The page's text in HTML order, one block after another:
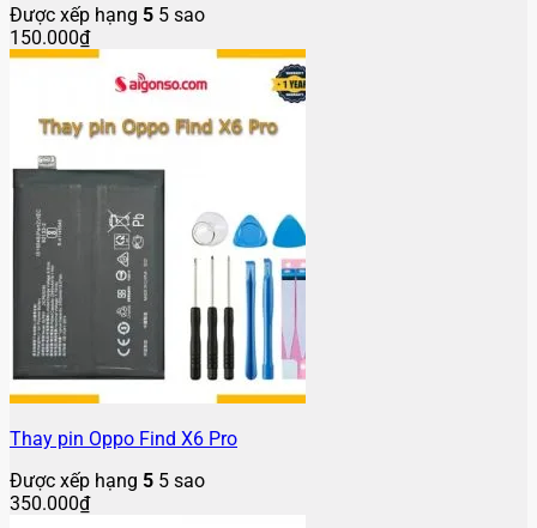
Được xếp hạng 5 5 sao
150.000₫
Thay pin Oppo Find X6 Pro
Được xếp hạng 5 5 sao
350.000₫